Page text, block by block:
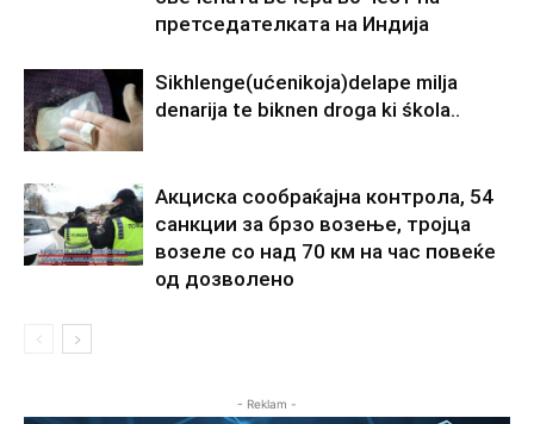
претседателката на Индија
Sikhlenge(ućenikoja)delape milja
denarija te biknen droga ki śkola..
Акциска сообраќајна контрола, 54
санкции за брзо возење, тројца
возеле со над 70 км на час повеќе
од дозволено
- Reklam -